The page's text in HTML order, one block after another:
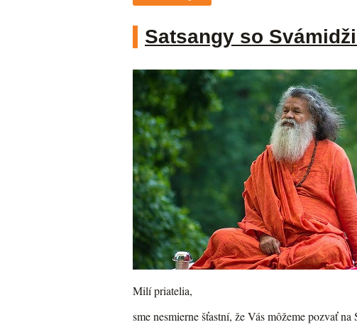
Satsangy so
Milí priatelia,
sme nesmierne šťastní, že Vás môžeme pozvať